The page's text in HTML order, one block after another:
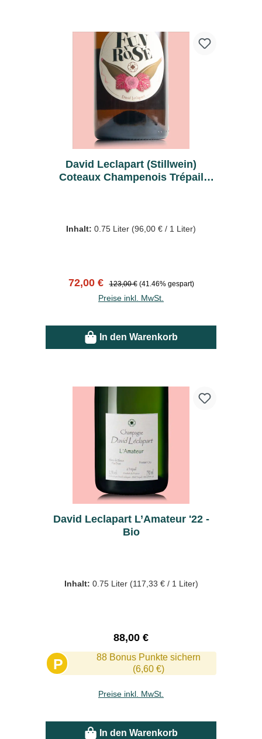
David Leclapart (Stillwein)
Coteaux Champenois Trépail
Inhalt: 0.75 Liter (96,00 € / 1 Liter)
Verkaufspreis:
72,00 € Regulärer Preis:
123,00 € (41.46% gespart)
Preise inkl. MwSt.
In den Warenkorb
David Leclapart L’Amateur '22 -
Bio
Inhalt: 0.75 Liter (117,33 € / 1 Liter)
Regulärer Preis:
88,00 €
P
88 Bonus Punkte sichern
(6,60 €)
Preise inkl. MwSt.
In den Warenkorb